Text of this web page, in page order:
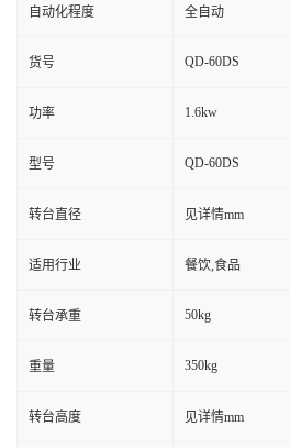
自动化程度 全自动
货号 QD-60DS
功率 1.6kw
型号 QD-60DS
转台直径 见详情mm
适用行业 餐饮,食品
转台承重 50kg
重量 350kg
转台高度 见详情mm